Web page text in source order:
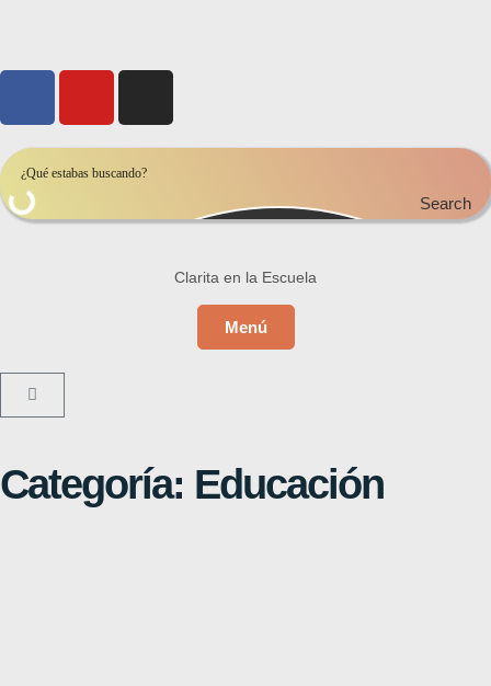
Search
Clarita en la Escuela
Menú
Categoría: Educación